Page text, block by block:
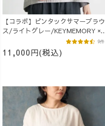
【コラボ】ピンタックサマーブラウ
ス/ライトグレー/KEYMEMORY ×
11,000円(税込)
9件